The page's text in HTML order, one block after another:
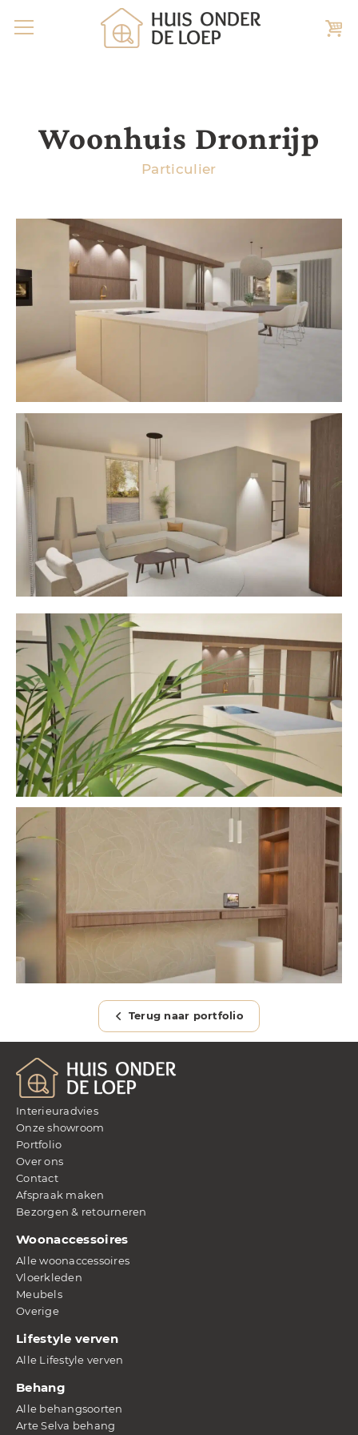
Woonhuis Dronrijp
Particulier
Terug naar portfolio
Interieuradvies
Onze showroom
Portfolio
Over ons
Contact
Afspraak maken
Bezorgen & retourneren
Woonaccessoires
Alle woonaccessoires
Vloerkleden
Meubels
Overige
Lifestyle verven
Alle Lifestyle verven
Behang
Alle behangsoorten
Arte Selva behang